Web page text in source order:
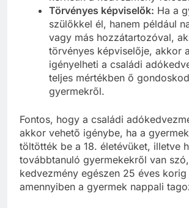
Törvényes képviselők: Ha a
szülőkkel él, hanem például
vagy más hozzátartozóval,
törvényes képviselője, akkor
igényelheti a családi
teljes mértékben ő
gyermekről.
Fontos, hogy a családi
akkor vehető igénybe, ha a
töltötték be a 18. életévüket, illetve
továbbtanuló gyermekekről van
kedvezmény egészen 25 éves
amennyiben a gyermek nappali